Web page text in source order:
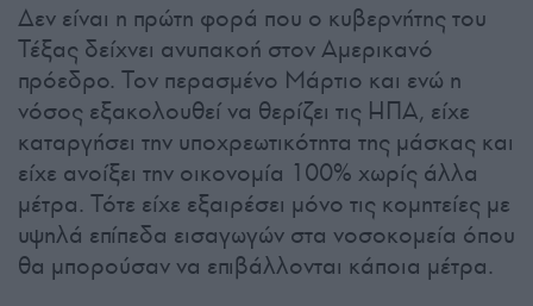
Δεν είναι η πρώτη φορά που ο κυβερνήτης του
Τέξας δείχνει ανυπακοή στον Αμερικανό
πρόεδρο. Τον περασμένο Μάρτιο και ενώ η
νόσος εξακολουθεί να θερίζει τις ΗΠΑ, είχε
καταργήσει την υποχρεωτικότητα της μάσκας και
είχε ανοίξει την οικονομία 100% χωρίς άλλα
μέτρα. Τότε είχε εξαιρέσει μόνο τις κομητείες με
υψηλά επίπεδα εισαγωγών στα νοσοκομεία όπου
θα μπορούσαν να επιβάλλονται κάποια μέτρα.